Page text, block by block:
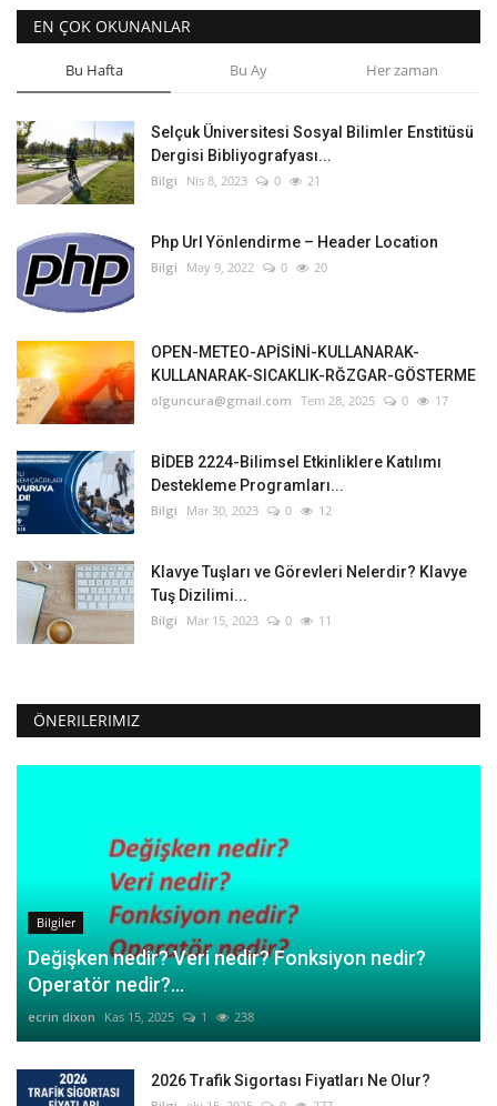
EN ÇOK OKUNANLAR
Bu Hafta Bu Ay Her zaman
Selçuk Üniversitesi Sosyal Bilimler Enstitüsü
Dergisi Bibliyografyası...
Bilgi Nis 8, 2023 0 21
Php Url Yönlendirme – Header Location
Bilgi May 9, 2022 0 20
OPEN-METEO-APİSİNİ-KULLANARAK-
KULLANARAK-SICAKLIK-RĞZGAR-GÖSTERME
olguncura@gmail.com Tem 28, 2025 0 17
BİDEB 2224-Bilimsel Etkinliklere Katılımı
Destekleme Programları...
Bilgi Mar 30, 2023 0 12
Klavye Tuşları ve Görevleri Nelerdir? Klavye
Tuş Dizilimi...
Bilgi Mar 15, 2023 0 11
ÖNERILERIMIZ
Bilgiler
Değişken nedir? Veri nedir? Fonksiyon nedir?
Operatör nedir?...
ecrin dixon Kas 15, 2025 1 238
2026 Trafik Sigortası Fiyatları Ne Olur?